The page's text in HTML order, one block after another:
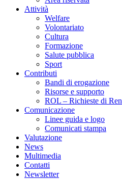
Attività
Welfare
Volontariato
Cultura
Formazione
Salute pubblica
Sport
Contributi
Bandi di erogazione
Risorse e supporto
ROL – Richieste di
Comunicazione
Linee guida e logo
Comunicati stampa
Valutazione
News
Multimedia
Contatti
Newsletter